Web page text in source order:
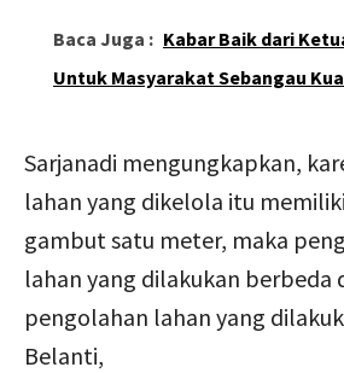
Baca Juga : Kabar Baik dari
Untuk Masyarakat Sebangau
Sarjanadi mengungkapkan,
lahan yang dikelola itu
gambut satu meter, maka
lahan yang dilakukan berbeda
pengolahan lahan yang
Belanti,